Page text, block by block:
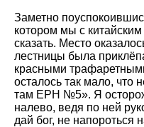
Заметно
котором мы с
сказать. Место
лестницы была
красными
осталось так мало, что
там ЕРН №5». Я
налево, ведя по ней
дай бог, не напороться